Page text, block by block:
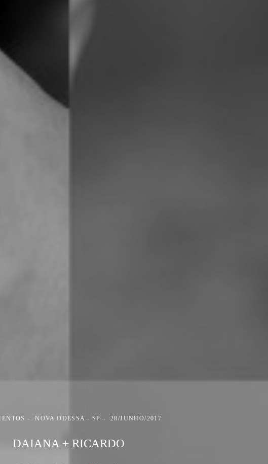
NOVA ODESSA - SP 28/JUNHO/2017
DAIANA + RICARDO